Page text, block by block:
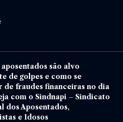
são alvo
de golpes e como se
de fraudes financeiras no dia
com o Sindnapi – Sindicato
dos Aposentados,
e Idosos